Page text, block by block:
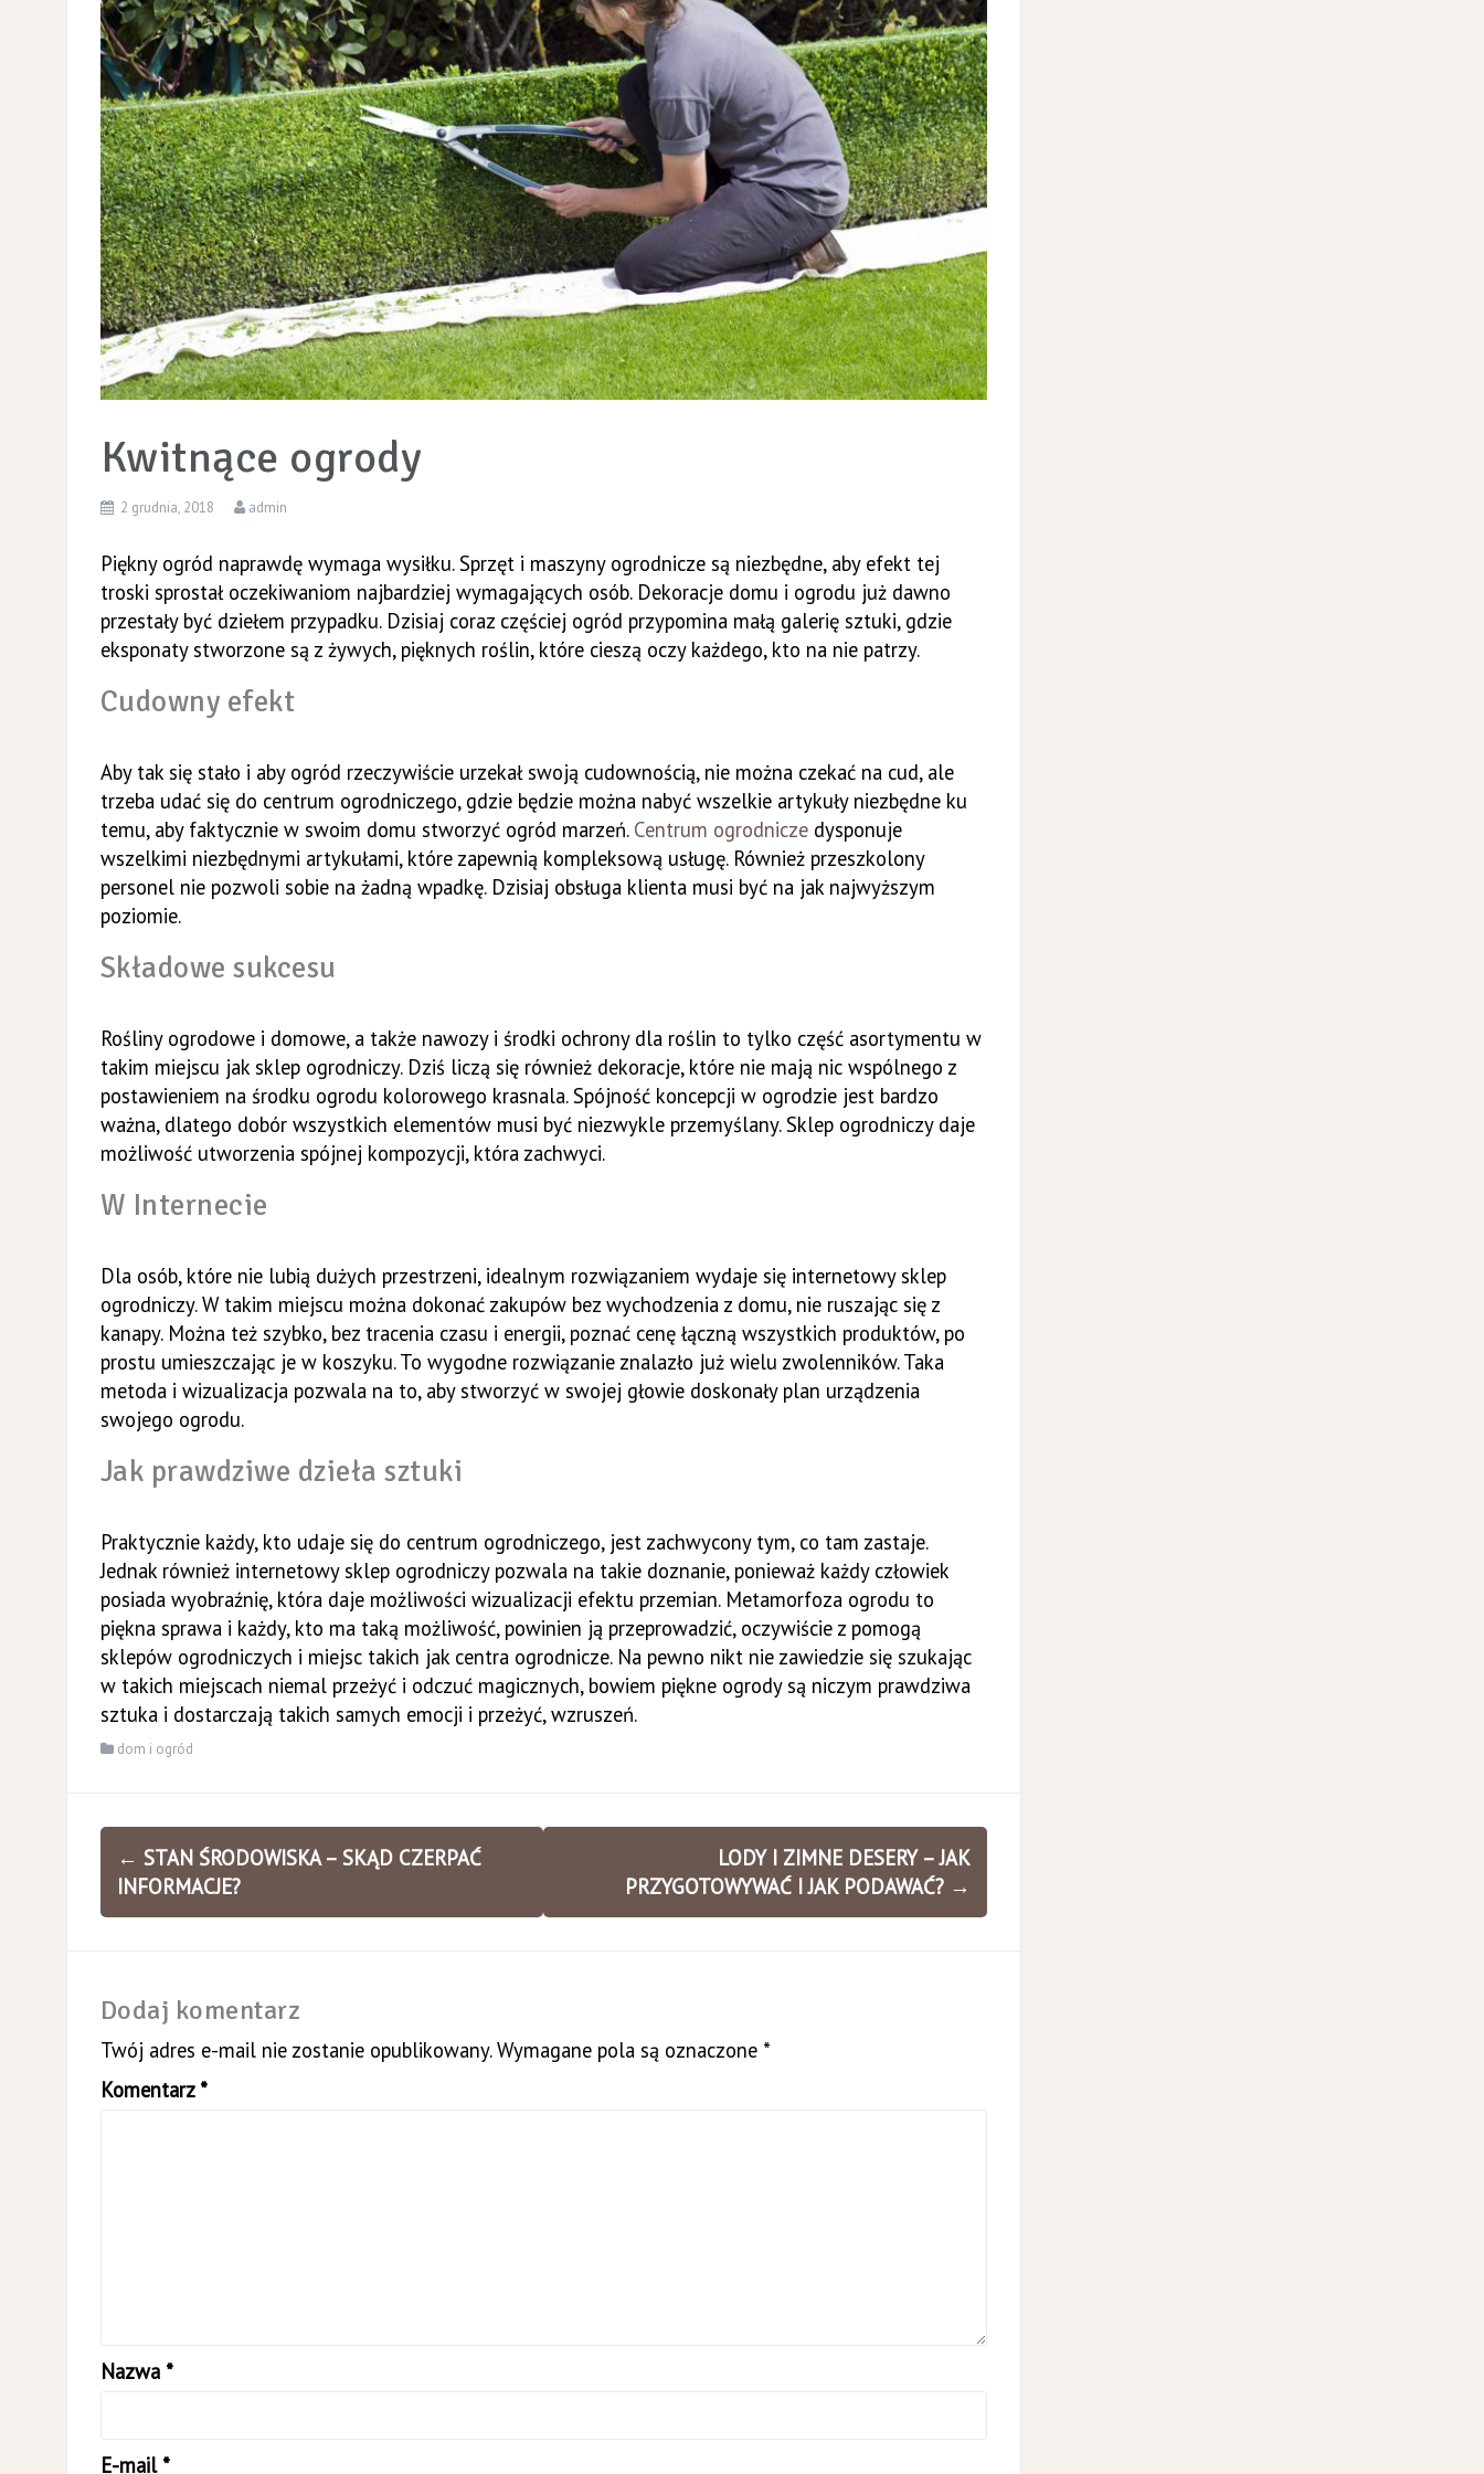
Kwitnące ogrody
2 grudnia, 2018 admin
Piękny ogród naprawdę wymaga wysiłku. Sprzęt i maszyny ogrodnicze są niezbędne, aby efekt tej
troski sprostał oczekiwaniom najbardziej wymagających osób. Dekoracje domu i ogrodu już dawno
przestały być dziełem przypadku. Dzisiaj coraz częściej ogród przypomina małą galerię sztuki, gdzie
eksponaty stworzone są z żywych, pięknych roślin, które cieszą oczy każdego, kto na nie patrzy.
Cudowny efekt
Aby tak się stało i aby ogród rzeczywiście urzekał swoją cudownością, nie można czekać na cud, ale
trzeba udać się do centrum ogrodniczego, gdzie będzie można nabyć wszelkie artykuły niezbędne ku
temu, aby faktycznie w swoim domu stworzyć ogród marzeń. Centrum ogrodniczedysponuje
wszelkimi niezbędnymi artykułami, które zapewnią kompleksową usługę. Również przeszkolony
personel nie pozwoli sobie na żadną wpadkę. Dzisiaj obsługa klienta musi być na jak najwyższym
poziomie.
Składowe sukcesu
Rośliny ogrodowe i domowe, a także nawozy i środki ochrony dla roślin to tylko część asortymentu w
takim miejscu jak sklep ogrodniczy. Dziś liczą się również dekoracje, które nie mają nic wspólnego z
postawieniem na środku ogrodu kolorowego krasnala. Spójność koncepcji w ogrodzie jest bardzo
ważna, dlatego dobór wszystkich elementów musi być niezwykle przemyślany. Sklep ogrodniczy daje
możliwość utworzenia spójnej kompozycji, która zachwyci.
W Internecie
Dla osób, które nie lubią dużych przestrzeni, idealnym rozwiązaniem wydaje się internetowy sklep
ogrodniczy. W takim miejscu można dokonać zakupów bez wychodzenia z domu, nie ruszając się z
kanapy. Można też szybko, bez tracenia czasu i energii, poznać cenę łączną wszystkich produktów, po
prostu umieszczając je w koszyku. To wygodne rozwiązanie znalazło już wielu zwolenników. Taka
metoda i wizualizacja pozwala na to, aby stworzyć w swojej głowie doskonały plan urządzenia
swojego ogrodu.
Jak prawdziwe dzieła sztuki
Praktycznie każdy, kto udaje się do centrum ogrodniczego, jest zachwycony tym, co tam zastaje.
Jednak również internetowy sklep ogrodniczy pozwala na takie doznanie, ponieważ każdy człowiek
posiada wyobraźnię, która daje możliwości wizualizacji efektu przemian. Metamorfoza ogrodu to
piękna sprawa i każdy, kto ma taką możliwość, powinien ją przeprowadzić, oczywiście z pomogą
sklepów ogrodniczych i miejsc takich jak centra ogrodnicze. Na pewno nikt nie zawiedzie się szukając
w takich miejscach niemal przeżyć i odczuć magicznych, bowiem piękne ogrody są niczym prawdziwa
sztuka i dostarczają takich samych emocji i przeżyć, wzruszeń.
dom i ogród
Zobacz
wpisy
← STAN ŚRODOWISKA – SKĄD CZERPAĆ
INFORMACJE?
LODY I ZIMNE DESERY – JAK
PRZYGOTOWYWAĆ I JAK PODAWAĆ? →
Dodaj komentarz
Twój adres e-mail nie zostanie opublikowany. Wymagane pola są oznaczone *
Komentarz *
Nazwa *
E-mail *